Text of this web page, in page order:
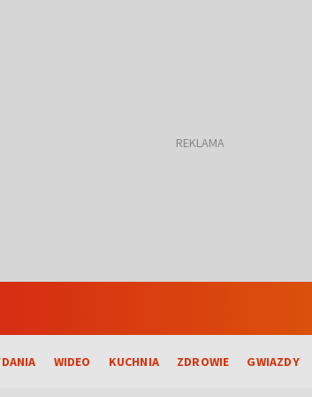
WIDEO KUCHNIA ZDROWIE GWIAZDY